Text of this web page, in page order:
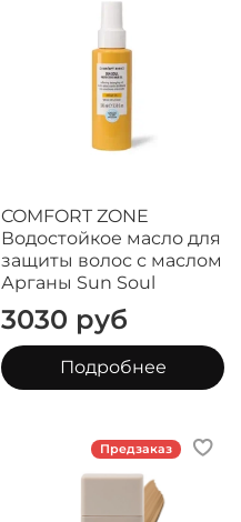
COMFORT ZONE
Водостойкое масло для
защиты волос с маслом
Арганы Sun Soul
3030 руб
Подробнее
Предзаказ